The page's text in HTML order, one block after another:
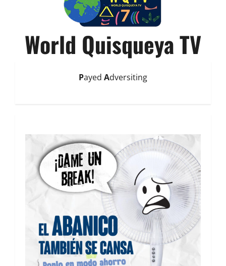
World Quisqueya TV
Payed Adversiting